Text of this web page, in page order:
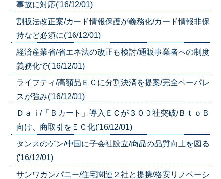
事故に対応('16/12/01)
割販法改正案/カード情報保護が義務化/カード情報非保
持など必須に('16/12/01)
経済産業省/省エネ法の改正も検討/通販事業者への制度
義務化で('16/12/01)
ライフティ/高額品ＥＣに分割決済を提案/完全ペーパレ
スが強み('16/12/01)
Ｄａｉ/「Ｂカート」導入ＥＣが３００社突破/ＢｔｏＢ
向け、商取引をＥＣ化('16/12/01)
タンスのゲン/中国に子会社設立/商品の品質向上を図る
('16/12/01)
サンワカンパニー/住宅関連２社と提携/格安リノベーシ